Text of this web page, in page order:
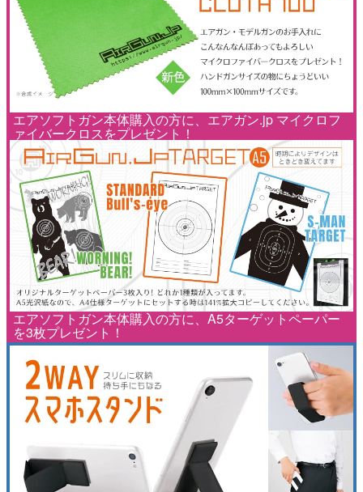
エアソフトガン本体購入の方に、エアガン.jp マイクロフ
ァイバークロスをプレゼント！
エアソフトガン本体購入の方に、A5ターゲットペーパー
を3枚プレゼント！